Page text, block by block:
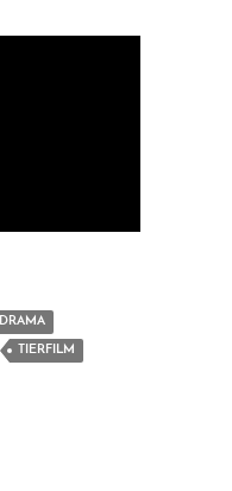
DRAMA
TIERFILM